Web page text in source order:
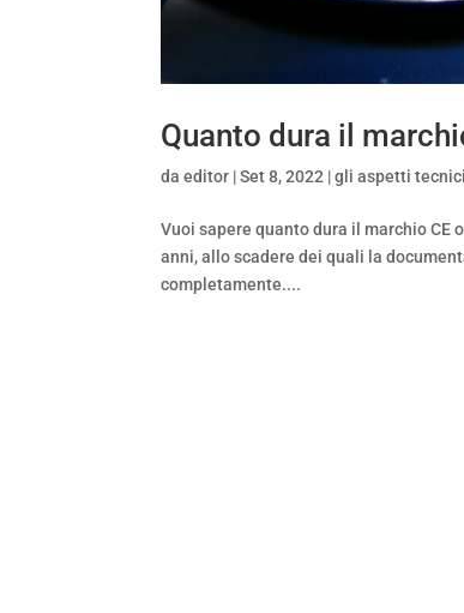
Quanto dura il
daeditor |Set 8, 2022 |gli aspetti
Vuoi sapere quanto dura il marchio CE
anni, allo scadere dei quali la
completamente....